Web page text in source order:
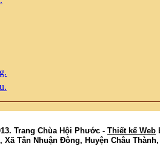
Trang Chùa Hội Phước - Thiết kế Web
Xã Tân Nhuận Đông, Huyện Châu